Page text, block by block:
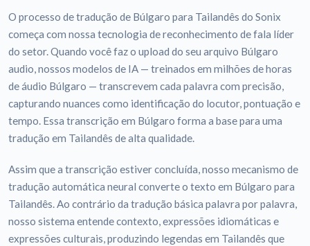
O processo de tradução de Búlgaro para Tailandês do Sonix
começa com nossa tecnologia de reconhecimento de fala líder
do setor. Quando você faz o upload do seu arquivo Búlgaro
audio, nossos modelos de IA — treinados em milhões de horas
de áudio Búlgaro — transcrevem cada palavra com precisão,
capturando nuances como identificação do locutor, pontuação e
tempo. Essa transcrição em Búlgaro forma a base para uma
tradução em Tailandês de alta qualidade.
Assim que a transcrição estiver concluída, nosso mecanismo de
tradução automática neural converte o texto em Búlgaro para
Tailandês. Ao contrário da tradução básica palavra por palavra,
nosso sistema entende contexto, expressões idiomáticas e
expressões culturais, produzindo legendas em Tailandês que